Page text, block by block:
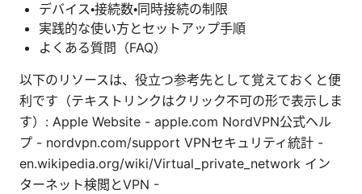
デバイス・接続数・同時接続の制限
実践的な使い方とセットアップ手順
よくある質問（FAQ）
以下のリソースは、役立つ参考先として覚えておくと便
利です（テキストリンクはクリック不可の形で表示しま
す）: Apple Website - apple.com NordVPN公式ヘル
プ - nordvpn.com/support VPNセキュリティ統計 -
en.wikipedia.org/wiki/Virtual_private_network イン
ターネット検閲とVPN -